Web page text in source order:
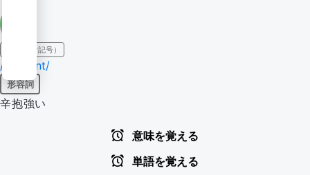
IPA（発音記号）
/'peɪʃənt/
形容詞
辛抱強い
意味を覚える
単語を覚える